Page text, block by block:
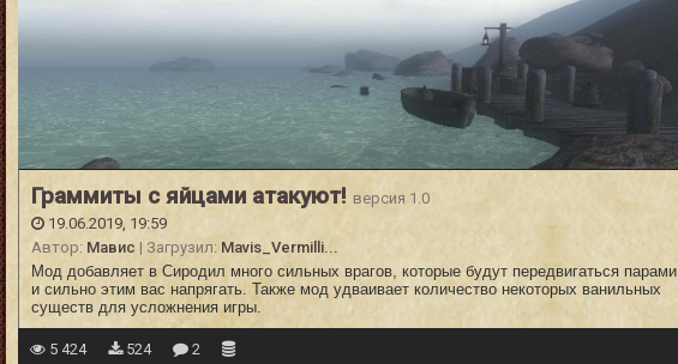
Граммиты с яйцами атакуют! версия 1.0
19.06.2019, 19:59
Автор: Мавис | Загрузил: Mavis_Vermilli...
Мод добавляет в Сиродил много сильных врагов, которые будут передвигаться парами
и сильно этим вас напрягать. Также мод удваивает количество некоторых ванильных
существ для усложнения игры.
5 424 524 2